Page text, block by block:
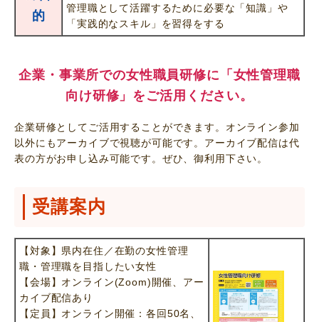
的
管理職として活躍するために必要な「知識」や
「実践的なスキル」を習得をする
企業・事業所での女性職員研修に「女性管理職
向け研修」をご活用ください。
企業研修としてご活用することができます。オンライン参加
以外にもアーカイブで視聴が可能です。アーカイブ配信は代
表の方がお申し込み可能です。ぜひ、御利用下さい。
受講案内
【対象】県内在住／在勤の女性管理
職・管理職を目指したい女性
【会場】オンライン(Zoom)開催、アー
カイブ配信あり
【定員】オンライン開催：各回50名、